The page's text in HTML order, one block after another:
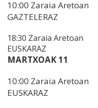
10:00 Zaraia Aretoan
GAZTELERAZ
18:30 Zaraia Aretoan
EUSKARAZ
MARTXOAK 11
10:00 Zaraia Aretoan
EUSKARAZ